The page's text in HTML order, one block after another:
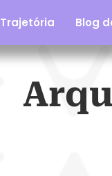
Trajetória Blog